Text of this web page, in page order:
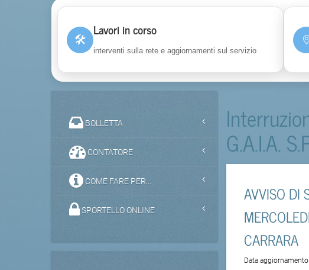
🛠
Lavori in corso
interventi sulla rete e aggiornamenti sul servizio
G.A.I.A.
AVVISO DI
CARRARA
Data
BOLLETTA
CONTATORE
COME FARE PER...
SPORTELLO ONLINE